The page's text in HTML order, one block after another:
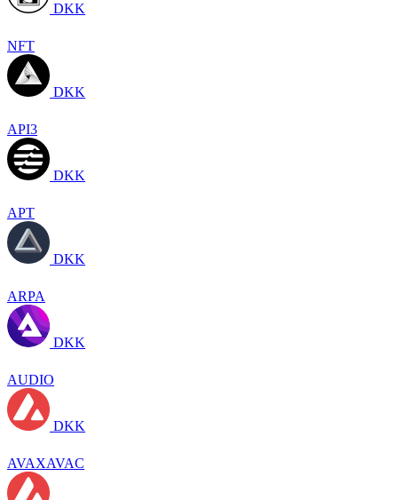
DKK
NFT
DKK
API3
DKK
APT
DKK
ARPA
DKK
AUDIO
DKK
AVAXAVAC